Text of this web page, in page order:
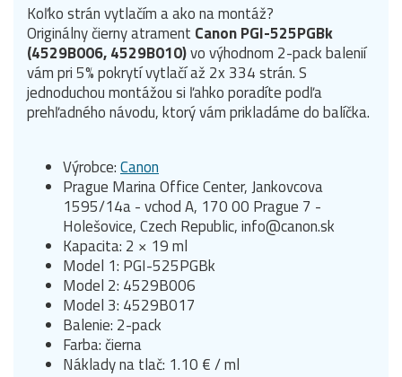
Koľko strán vytlačím a ako na montáž?
Originálny čierny atrament Canon PGI-525PGBk
(4529B006, 4529B010)vo výhodnom 2-pack balenií
vám pri 5% pokrytí vytlačí až 2x 334 strán. S
jednoduchou montážou si ľahko poradíte podľa
prehľadného návodu, ktorý vám prikladáme do balíčka.
Výrobce:Canon
Prague Marina Office Center, Jankovcova
1595/14a - vchod A, 170 00 Prague 7 -
Holešovice, Czech Republic, info@canon.sk
Kapacita: 2 × 19 ml
Model 1: PGI-525PGBk
Model 2: 4529B006
Model 3: 4529B017
Balenie: 2-pack
Farba: čierna
Náklady na tlač: 1.10 € / ml